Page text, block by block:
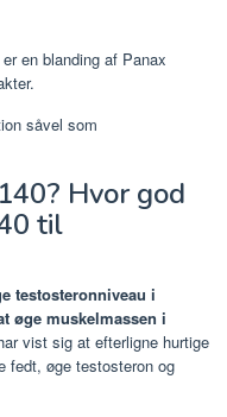
en blanding af Panax
såvel som
Hvor god
til
testosteronniveau i
øge muskelmassen i
vist sig at efterligne hurtige
fedt, øge testosteron og